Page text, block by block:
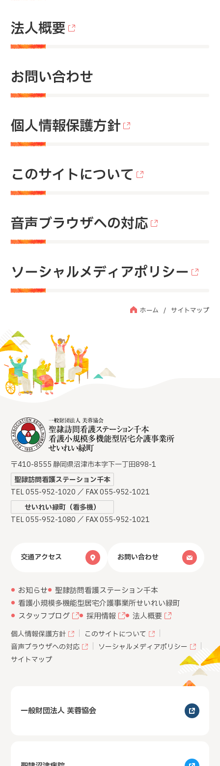
法人概要
お問い合わせ
個人情報保護方針
このサイトについて
音声ブラウザへの対応
ソーシャルメディアポリシー
ホーム サイトマップ
〒410-8555 静岡県沼津市本字下一丁田898-1
聖隷訪問看護ステーション千本
TEL 055-952-1020 ／ FAX 055-952-1021
せいれい緑町（看多機）
TEL 055-952-1080 ／ FAX 055-952-1021
交通アクセス お問い合わせ
お知らせ
聖隷訪問看護ステーション千本
看護小規模多機能型居宅介護事業所せいれい緑町
スタッフブログ
採用情報 法人概要
個人情報保護方針
このサイトについて
音声ブラウザへの対応
ソーシャルメディアポリシー
サイトマップ
一般財団法人 芙蓉協会